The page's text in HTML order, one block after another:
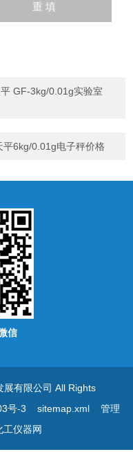
GF-3kg/0.01g实验室
6kg/0.01g电子秤价格
信
有限公司 All Rights
号-3 sitemap.xml
管理
工仪器网